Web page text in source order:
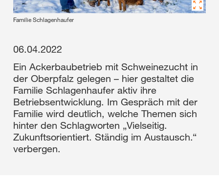
Familie Schlagenhaufer
06.04.2022
Ein Ackerbaubetrieb mit Schweinezucht in
der Oberpfalz gelegen – hier gestaltet die
Familie Schlagenhaufer aktiv ihre
Betriebsentwicklung. Im Gespräch mit der
Familie wird deutlich, welche Themen sich
hinter den Schlagworten „Vielseitig.
Zukunftsorientiert. Ständig im Austausch.“
verbergen.